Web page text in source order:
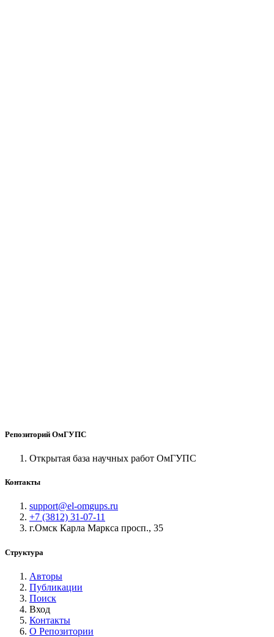
Репозиторий ОмГУПС
Открытая база научных работ ОмГУПС
Контакты
support@el-omgups.ru
+7 (3812) 31-07-11
г.Омск Карла Маркса просп., 35
Структура
Авторы
Публикации
Поиск
Вход
Контакты
О Репозитории